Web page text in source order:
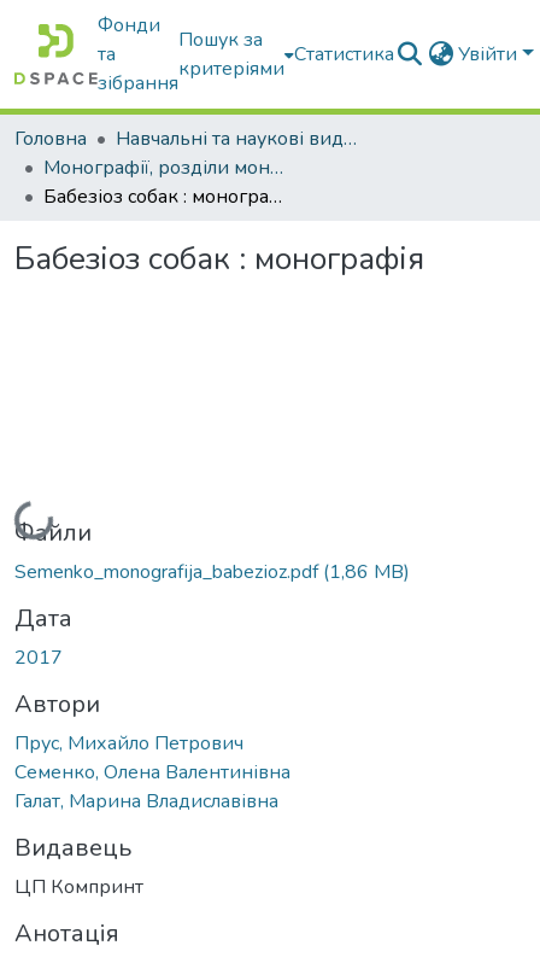
Фонди
та
зібрання
Пошук за
критеріями
Статистика Увійти
Головна
Навчальні та наукові видання
Монографії, розділи монографій, доповіді
Бабезіоз собак : монографія
Бабезіоз собак : монографія
Вантажиться...
Файли
Semenko_monografіja_babezіoz.pdf(1,86 MB)
Дата
2017
Автори
Прус, Михайло Петрович
Семенко, Олена Валентинівна
Галат, Марина Владиславівна
Видавець
ЦП Компринт
Анотація